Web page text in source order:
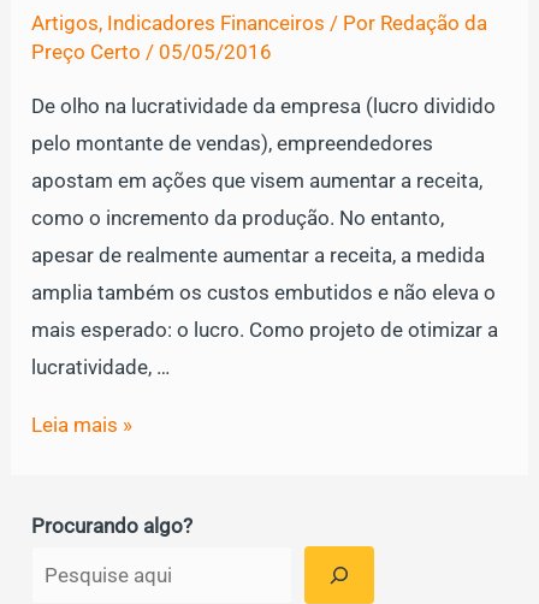
saber?
Artigos, Indicadores Financeiros / Por Redação da
Preço Certo / 05/05/2016
De olho na lucratividade da empresa (lucro dividido
pelo montante de vendas), empreendedores
apostam em ações que visem aumentar a receita,
como o incremento da produção. No entanto,
apesar de realmente aumentar a receita, a medida
amplia também os custos embutidos e não eleva o
mais esperado: o lucro. Como projeto de otimizar a
lucratividade, …
Lucratividade
saiba
como
Leia mais »
Procurando algo?